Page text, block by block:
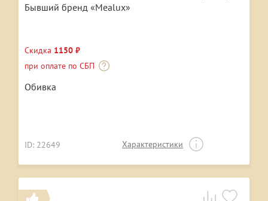
Бывший бренд «Mealux»
Скидка 1150 ₽
при оплате по СБП
Обивка
ID: 22649 Характеристики